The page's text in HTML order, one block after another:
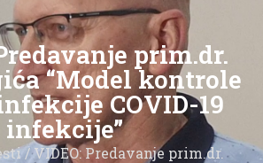
prim.dr.
“Model kontrole
COVID-19
infekcije”
/ VIDEO: Predavanje prim.dr.